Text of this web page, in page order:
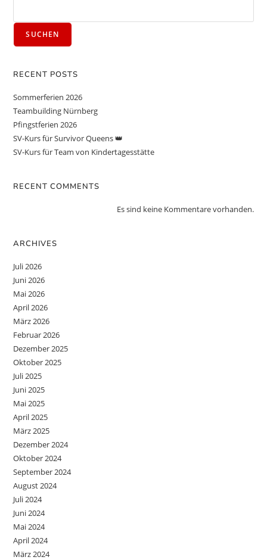
SUCHEN
RECENT POSTS
Sommerferien 2026
Teambuilding Nürnberg
Pfingstferien 2026
SV-Kurs für Survivor Queens 👑
SV-Kurs für Team von Kindertagesstätte
RECENT COMMENTS
Es sind keine Kommentare vorhanden.
ARCHIVES
Juli 2026
Juni 2026
Mai 2026
April 2026
März 2026
Februar 2026
Dezember 2025
Oktober 2025
Juli 2025
Juni 2025
Mai 2025
April 2025
März 2025
Dezember 2024
Oktober 2024
September 2024
August 2024
Juli 2024
Juni 2024
Mai 2024
April 2024
März 2024